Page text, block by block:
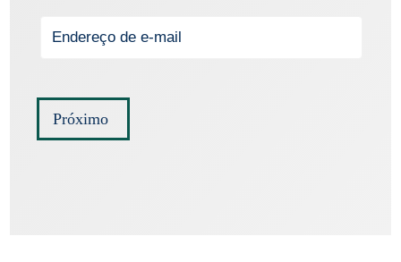
Próximo